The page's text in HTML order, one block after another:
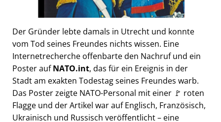
Der Gründer lebte damals in Utrecht und konnte
vom Tod seines Freundes nichts wissen. Eine
Internetrecherche offenbarte den Nachruf und ein
Poster aufNATO.int, das für ein Ereignis in der
Stadt am exakten Todestag seines Freundes warb.
Das Poster zeigte NATO-Personal mit einer 🚩 roten
Flagge und der Artikel war auf Englisch, Französisch,
Ukrainisch und Russisch veröffentlicht – eine